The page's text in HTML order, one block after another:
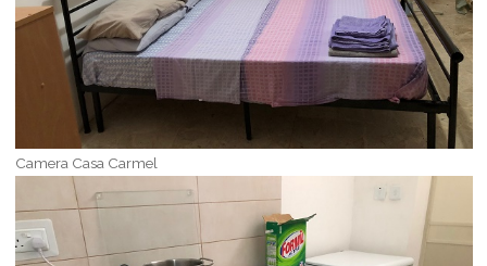
Camera Casa Carmel